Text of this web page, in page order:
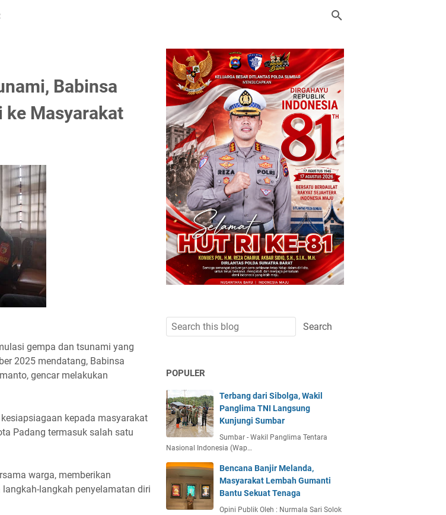
Babinsa
ke Masyarakat
gempa dan tsunami yang
2025 mendatang, Babinsa
gencar melakukan
kepada masyarakat
Padang termasuk salah satu
warga, memberikan
langkah penyelamatan diri
POPULER
Terbang dari Sibolga, Wakil
Panglima TNI Langsung
Kunjungi Sumbar
Sumbar - Wakil Panglima Tentara
Nasional Indonesia (Wap…
Bencana Banjir Melanda,
Masyarakat Lembah Gumanti
Bantu Sekuat Tenaga
Opini Publik Oleh : Nurmala Sari Solok